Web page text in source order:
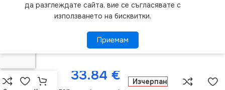
website. By browsing this website, you agree to
our use of cookies.
ПОВЕЧЕ ИНФОРМАЦИЯ
V-TAC VT-
RGBW
Sync
33.84 € Изчерпан
да разглеждате сайта, вие се съгласявате с
използването на бисквитки.
Приемам